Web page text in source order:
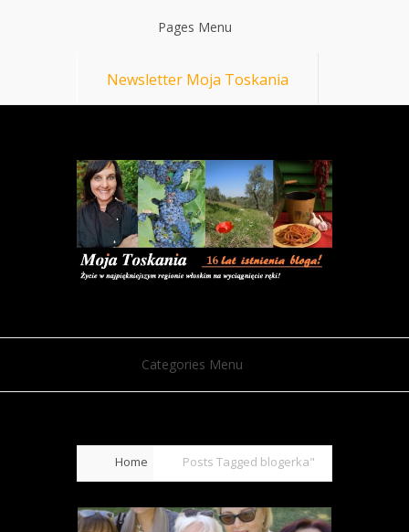
Pages Menu
Newsletter Moja Toskania
Categories Menu
Home Posts Tagged blogerka"